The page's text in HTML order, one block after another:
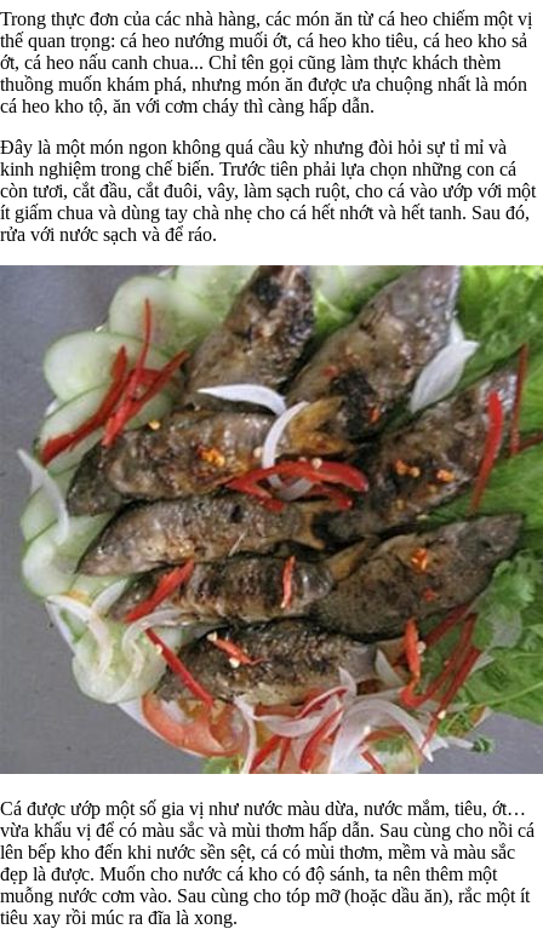
Trong thực đơn của các nhà hàng, các món ăn từ cá heo chiếm một vị
thế quan trọng: cá heo nướng muối ớt, cá heo kho tiêu, cá heo kho sả
ớt, cá heo nấu canh chua... Chỉ tên gọi cũng làm thực khách thèm
thuồng muốn khám phá, nhưng món ăn được ưa chuộng nhất là món
cá heo kho tộ, ăn với cơm cháy thì càng hấp dẫn.
Đây là một món ngon không quá cầu kỳ nhưng đòi hỏi sự tỉ mỉ và
kinh nghiệm trong chế biến. Trước tiên phải lựa chọn những con cá
còn tươi, cắt đầu, cắt đuôi, vây, làm sạch ruột, cho cá vào ướp với một
ít giấm chua và dùng tay chà nhẹ cho cá hết nhớt và hết tanh. Sau đó,
rửa với nước sạch và để ráo.
Cá được ướp một số gia vị như nước màu dừa, nước mắm, tiêu, ớt…
vừa khẩu vị để có màu sắc và mùi thơm hấp dẫn. Sau cùng cho nồi cá
lên bếp kho đến khi nước sền sệt, cá có mùi thơm, mềm và màu sắc
đẹp là được. Muốn cho nước cá kho có độ sánh, ta nên thêm một
muỗng nước cơm vào. Sau cùng cho tóp mỡ (hoặc dầu ăn), rắc một ít
tiêu xay rồi múc ra đĩa là xong.